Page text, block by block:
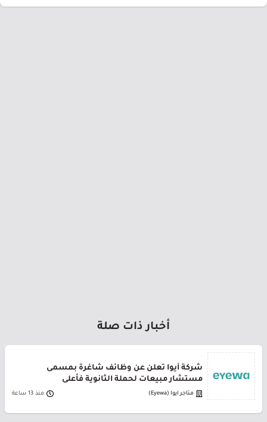
أخبار ذات صلة
شركة أيوا تعلن عن وظائف شاغرة بمسمى
مستشار مبيعات لحملة الثانوية فأعلى
متاجر ايوا (Eyewa) منذ 13 ساعة